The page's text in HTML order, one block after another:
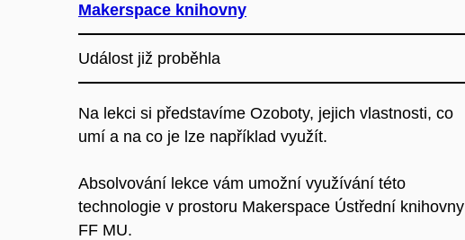
Makerspace knihovny
Událost již proběhla
Na lekci si představíme Ozoboty, jejich vlastnosti, co
umí a na co je lze například využít.
Absolvování lekce vám umožní využívání této
technologie v prostoru Makerspace Ústřední knihovny
FF MU.